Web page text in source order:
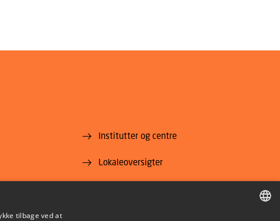
Institutter og centre
Lokaleoversigter
tilbage ved at